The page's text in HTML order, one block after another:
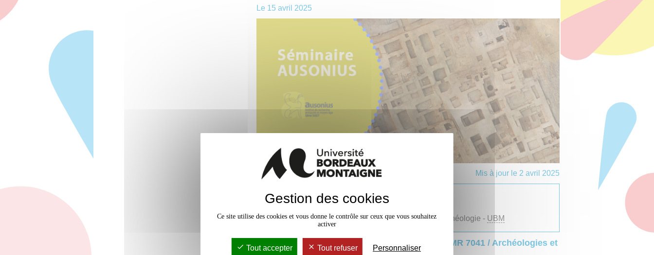
Le 15 avril 2025
Mis à jour le 2 avril 2025
Séminaire Ausonius
salle P. Paris (ACH037) - maison de l'archéologie - UBM
Aurore Didier, Chargée de recherche, CNRS, UMR 7041 / Archéologies et
Gestion des cookies
Ce site utilise des cookies et vous donne le contrôle sur ceux que vous souhaitez
activer
Tout accepter Tout refuser Personnaliser